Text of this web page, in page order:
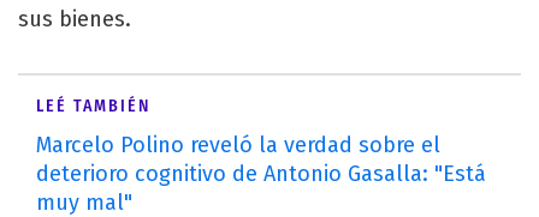
sus bienes.
LEÉ TAMBIÉN
Marcelo Polino reveló la verdad sobre el
deterioro cognitivo de Antonio Gasalla: "Está
muy mal"